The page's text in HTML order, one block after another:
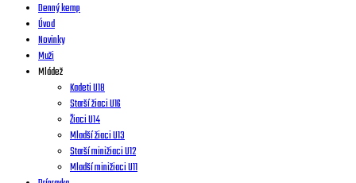
Denný kemp
Úvod
Novinky
Muži
Mládež
Kadeti U18
Starší žiaci U16
Žiaci U14
Mladší žiaci U13
Starší minižiaci U12
Mladší minižiaci U11